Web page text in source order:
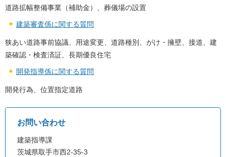
道路拡幅整備事業（補助金）、葬儀場の設置
建築審査係に関する質問
狭あい道路事前協議、用途変更、道路種別、がけ・擁壁、接道、建
築確認・検査済証、長期優良住宅
開発指導係に関する質問
開発行為、位置指定道路
お問い合わせ
建築指導課
茨城県取手市西2-35-3